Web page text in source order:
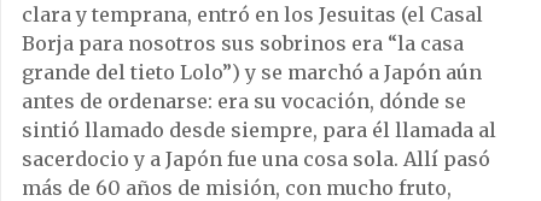
clara y temprana, entró en los Jesuitas (el Casal
Borja para nosotros sus sobrinos era “la casa
grande del tieto Lolo”) y se marchó a Japón aún
antes de ordenarse: era su vocación, dónde se
sintió llamado desde siempre, para él llamada al
sacerdocio y a Japón fue una cosa sola. Allí pasó
más de 60 años de misión, con mucho fruto,